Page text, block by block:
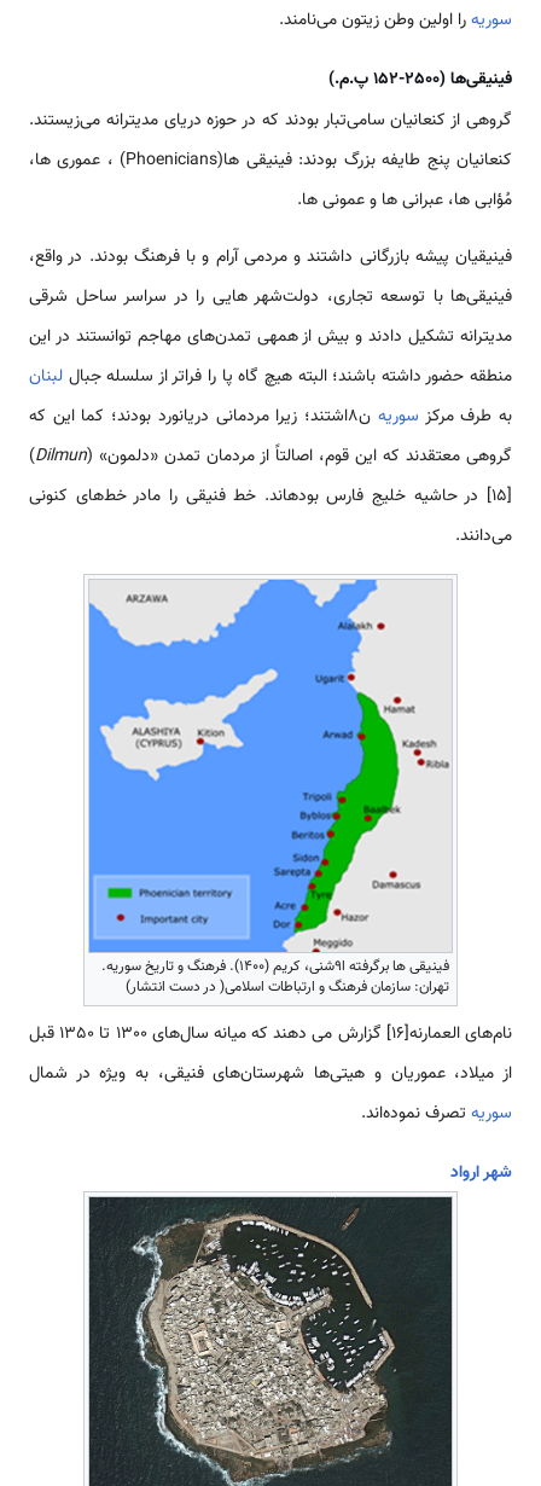
سوریهرا اولین وطن زیتون می‌نامند.
فینیقی‌ها (2500-152 پ.م.)
گروهی از کنعانیان سامی‌تبار بودند که در حوزه دریای مدیترانه می‌زیستند.
کنعانیان پنج طایفه بزرگ بودند: فینیقی­ ها(Phoenicians) ، عموری­ ها،
مُؤابی ­ها، عبرانی­ ها و عمونی­ ها.
فینیقیان پیشه بازرگانی داشتند و مردمی آرام و با فرهنگ بودند. در واقع،
فینیقی‌ها با توسعه تجاری، دولت‌شهر هایی را در سراسر ساحل شرقی
مدیترانه تشکیل دادند و بیش از همه­ی تمدن‌های مهاجم توانستند در این
منطقه حضور داشته باشند؛ البته هیچ گاه پا را فراتر از سلسله جبال لبنان
به طرف مرکز سوریه
ن8اشتند؛ زیرا مردمانی دریانورد بودند؛ کما این که
گروهی معتقدند که این قوم، اصالتاً از مردمان تمدن «دلمون» (Dilmun
)
[15] در حاشیه خلیج فارس بوده­اند. خط فنیقی را مادر خط‌های کنونی
می‌دانند.
فینیقی ها برگرفته ا9شنی، کریم (۱۴۰۰). فرهنگ و تاریخ سوریه.
تهران: سازمان فرهنگ و ارتباطات اسلامی( در دست انتشار)
نام‌های العمارنه[16] گزارش می دهند که میانه سال‌های 1300 تا 1350 قبل
از میلاد، عموریان و هیتی‌ها شهرستان‌های فنیقی، به ویژه در شمال
سوریه تصرف نموده‌اند.
شهر ارواد